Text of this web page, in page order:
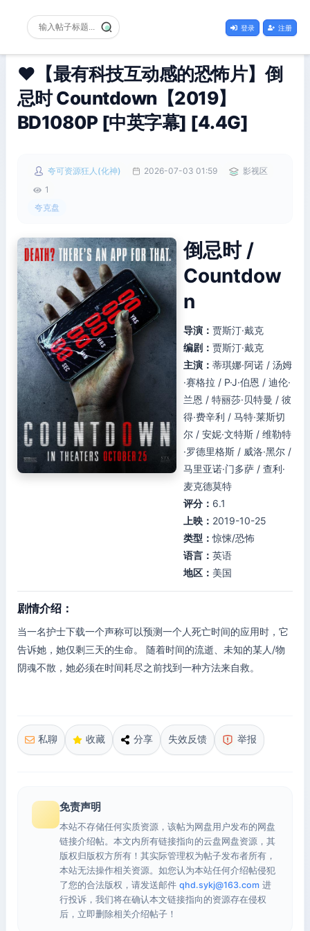
登录 注册
❤️【最有科技互动感的恐怖片】倒
忌时 Countdown【2019】
BD1080P [中英字幕] [4.4G]
夸可资源狂人(化神) 2026-07-03 01:59
影视区
1
夸克盘
倒忌时 /
Countdow
n
导演： 贾斯汀·戴克
编剧： 贾斯汀·戴克
主演： 蒂琪娜·阿诺 / 汤姆
·赛格拉 / P·J·伯恩 / 迪伦·
兰恩 / 特丽莎·贝特曼 / 彼
得·费辛利 / 马特·莱斯切
尔 / 安妮·文特斯 / 维勒特
·罗德里格斯 / 威洛·黑尔 /
马里亚诺·门多萨 / 查利·
麦克德莫特
评分： 6.1
上映： 2019-10-25
类型：惊悚/恐怖
语言： 英语
地区： 美国
剧情介绍：
当一名护士下载一个声称可以预测一个人死亡时间的应用时，它
告诉她，她仅剩三天的生命。 随着时间的流逝、未知的某人/物
阴魂不散，她必须在时间耗尽之前找到一种方法来自救。
私聊 收藏 分享 失效反馈 举报
免责声明
本站不存储任何实质资源，该帖为网盘用户发布的网盘
链接介绍帖。本文内所有链接指向的云盘网盘资源，其
版权归版权方所有！其实际管理权为帖子发布者所有，
本站无法操作相关资源。如您认为本站任何介绍帖侵犯
了您的合法版权，请发送邮件 qhd.sykj@163.com 进
行投诉，我们将在确认本文链接指向的资源存在侵权
后，立即删除相关介绍帖子！